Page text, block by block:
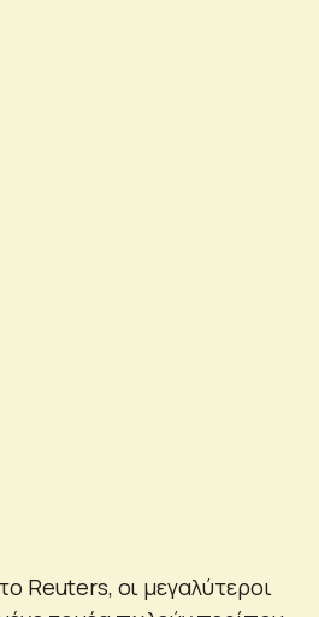
Reuters, οι μεγαλύτεροι